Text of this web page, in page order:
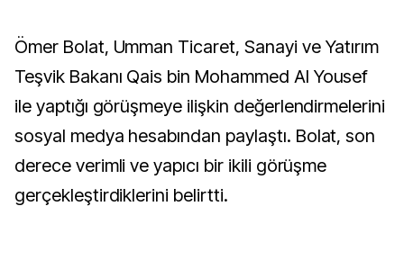
Ömer Bolat, Umman Ticaret, Sanayi ve Yatırım
Teşvik Bakanı Qais bin Mohammed Al Yousef
ile yaptığı görüşmeye ilişkin değerlendirmelerini
sosyal medya hesabından paylaştı. Bolat, son
derece verimli ve yapıcı bir ikili görüşme
gerçekleştirdiklerini belirtti.